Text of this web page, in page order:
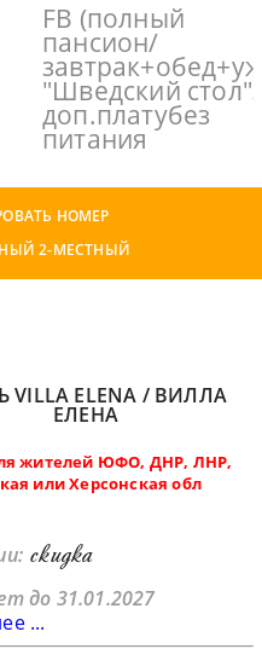
FB (полный
пансион/
"Шведский
доп.платубез
питания
НОМЕР
2-МЕСТНЫЙ
VILLA ELENA / ВИЛЛА
ЕЛЕНА
жителей ЮФО, ДНР, ЛНР,
или Херсонская обл
скидка
до 31.01.2027
...